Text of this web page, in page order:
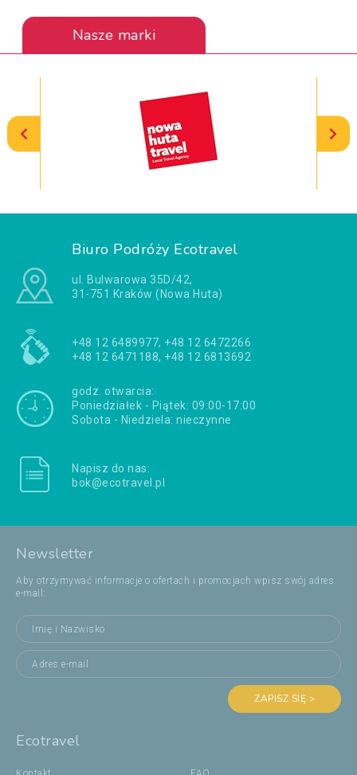
Nasze marki
Biuro Podróży Ecotravel
ul. Bulwarowa 35D/42,
31-751 Kraków (Nowa Huta)
+48 12 6489977, +48 12 6472266
+48 12 6471188, +48 12 6813692
godz. otwarcia:
Poniedziałek - Piątek: 09:00-17:00
Sobota - Niedziela: nieczynne
Napisz do nas:
bok@ecotravel.pl
Newsletter
Aby otrzymywać informacje o ofertach i promocjach wpisz swój adres
e-mail:
ZAPISZ SIĘ >
Ecotravel